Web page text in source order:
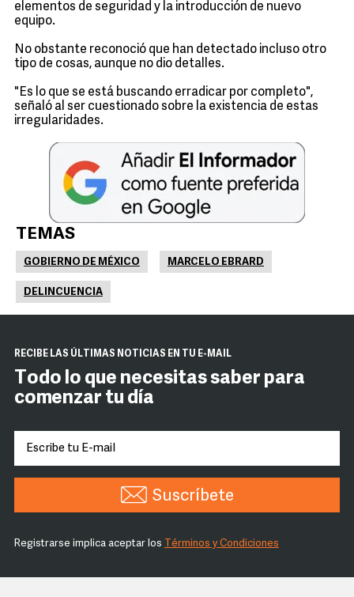
elementos de seguridad y la introducción de nuevo
equipo.
No obstante reconoció que han detectado incluso otro
tipo de cosas, aunque no dio detalles.
"Es lo que se está buscando erradicar por completo",
señaló al ser cuestionado sobre la existencia de estas
irregularidades.
TEMAS
GOBIERNO DE MÉXICO MARCELO EBRARD
DELINCUENCIA
RECIBE LAS ÚLTIMAS NOTICIAS EN TU E-MAIL
Todo lo que necesitas saber para
comenzar tu día
Suscríbete
Registrarse implica aceptar los Términos y Condiciones